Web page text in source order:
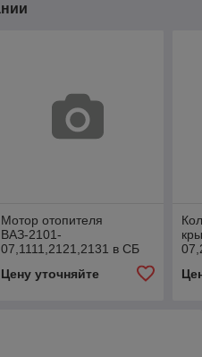
Мотор отопителя
ВАЗ-2101-
07,1111,2121,2131 в СБ
Цену уточняйте